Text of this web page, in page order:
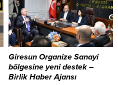
amatör spor kulüplerine
“Kulüplerin Yapması Gereken
Genel İşlemler” başlıklı bir sunum
yapıldı. Sunumda, transfer
süreçlerinden vize işlemlerine
kadar birçok konu detaylı olarak
ele alındı. Toplantının açılış
konuşmalarını; AKK Başkanı Halil
Giresun Organize Sanayi
bölgesine yeni destek –
Birlik Haber Ajansı